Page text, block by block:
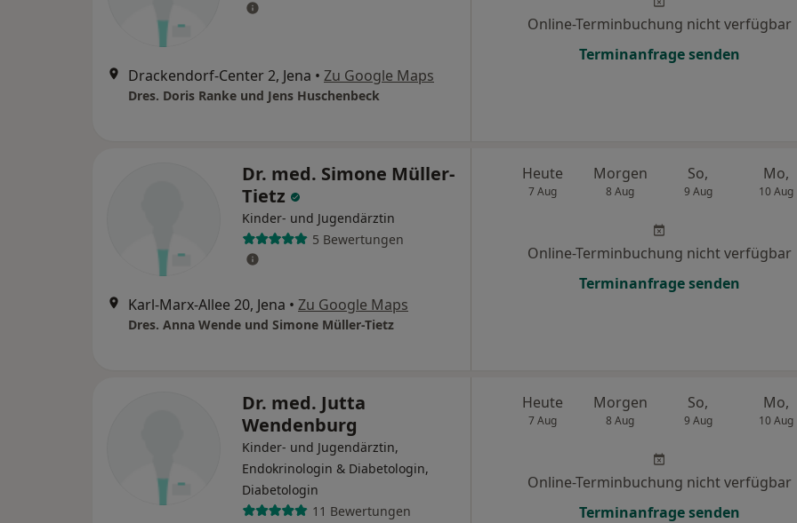
Drackendorf-Center 2, Jena • Zu Google Maps
Dres. Doris Ranke und Jens Huschenbeck
Online-Terminbuchung nicht verfügbar
Terminanfrage senden
Dr. med. Simone Müller-
Tietz
Kinder- und Jugendärztin
5 Bewertungen
Karl-Marx-Allee 20, Jena • Zu Google Maps
Dres. Anna Wende und Simone Müller-Tietz
Heute
7 Aug
Morgen
8 Aug
So,
9 Aug
Mo,
10 Aug
Online-Terminbuchung nicht verfügbar
Terminanfrage senden
Dr. med. Jutta
Wendenburg
Kinder- und Jugendärztin,
Endokrinologin & Diabetologin,
Diabetologin
11 Bewertungen
Heute
7 Aug
Morgen
8 Aug
So,
9 Aug
Mo,
10 Aug
Online-Terminbuchung nicht verfügbar
Terminanfrage senden